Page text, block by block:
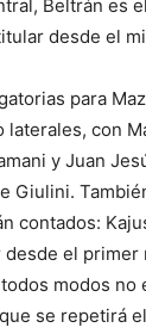
Beltrán es
desde el
para
laterales, con
y Juan
Giulini.
contados:
el primer
modos no
se repetirá